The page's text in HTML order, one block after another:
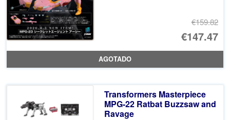
€159.82
El
€147.47
El
AGOTADO
Transformers Masterpiece
MPG-22 Ratbat Buzzsaw and
Ravage